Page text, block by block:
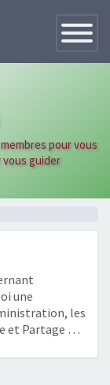
Toggle
pour vous
vous guider
une
les
et Partage …